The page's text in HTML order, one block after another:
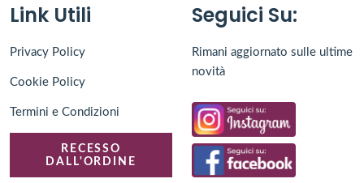
Link Utili
Privacy Policy
Cookie Policy
Termini e Condizioni
RECESSO
DALL'ORDINE
Seguici Su:
Rimani aggiornato sulle ultime
novità